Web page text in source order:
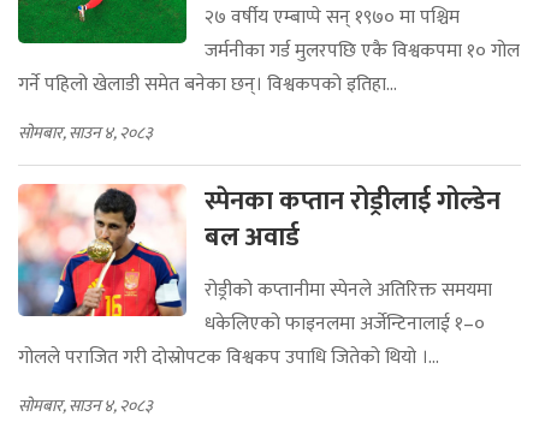
२७ वर्षीय एम्बाप्पे सन् १९७० मा पश्चिम
जर्मनीका गर्ड मुलरपछि एकै विश्वकपमा १० गोल
गर्ने पहिलो खेलाडी समेत बनेका छन्। विश्वकपको इतिहा...
सोमबार, साउन ४, २०८३
स्पेनका कप्तान रोड्रीलाई गोल्डेन
बल अवार्ड
रोड्रीको कप्तानीमा स्पेनले अतिरिक्त समयमा
धकेलिएको फाइनलमा अर्जेन्टिनालाई १–०
गोलले पराजित गरी दोस्रोपटक विश्वकप उपाधि जितेको थियो ।...
सोमबार, साउन ४, २०८३